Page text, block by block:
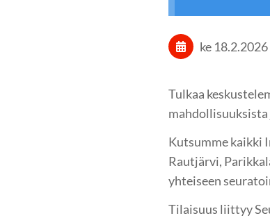
ke 18.2.2026
Tulkaa
Kutsumme kaikki
Rautjärvi,
yhteiseen
Tilaisuus liittyy